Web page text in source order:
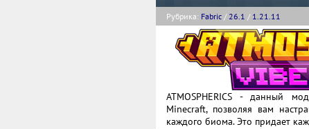
Рубрика: Fabric /26.1 / 1.21.11
ATMOSPHERICS - данный
Minecraft, позволяя вам
каждого биома. Это придает